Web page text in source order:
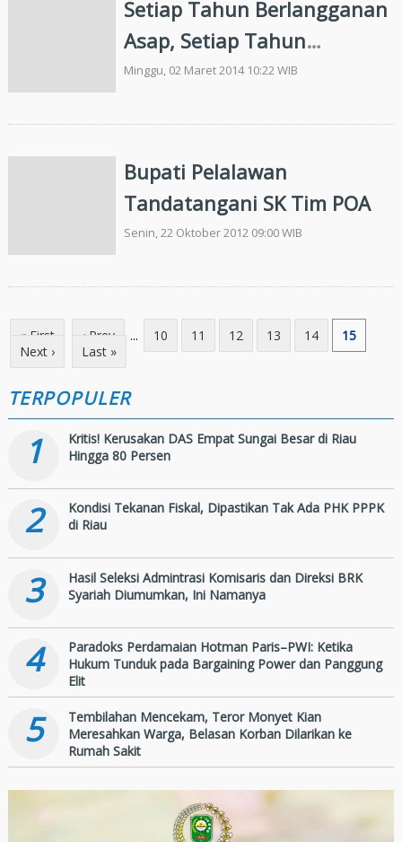
Setiap Tahun Berlangganan
Asap, Setiap Tahun
Kasusnya Mengendap
Minggu, 02 Maret 2014 10:22 WIB
Bupati Pelalawan
Tandatangani SK Tim POA
Senin, 22 Oktober 2012 09:00 WIB
« First ‹ Prev ... 10 11 12 13 14
15
Next ›
Last »
TERPOPULER
1
Kritis! Kerusakan DAS Empat Sungai Besar di Riau
Hingga 80 Persen
2
Kondisi Tekanan Fiskal, Dipastikan Tak Ada PHK PPPK
di Riau
3
Hasil Seleksi Admintrasi Komisaris dan Direksi BRK
Syariah Diumumkan, Ini Namanya
4
Paradoks Perdamaian Hotman Paris–PWI: Ketika
Hukum Tunduk pada Bargaining Power dan Panggung
Elit
5
Tembilahan Mencekam, Teror Monyet Kian
Meresahkan Warga, Belasan Korban Dilarikan ke
Rumah Sakit